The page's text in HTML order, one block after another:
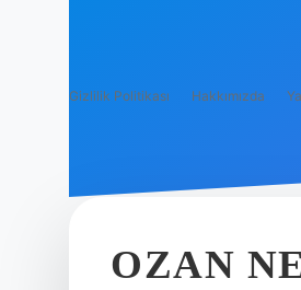
Gizlilik Politikası Hakkımızda
OZAN